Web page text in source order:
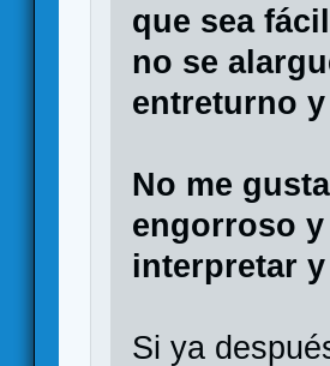
que sea
no se
entreturno
No me
engorroso
interpretar
Si ya